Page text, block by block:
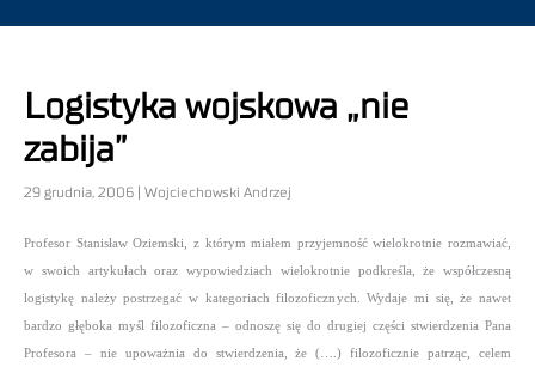
Logistyka wojskowa „nie
zabija”
29 grudnia, 2006 | Wojciechowski Andrzej
Profesor Stanisław Oziemski, z którym miałem przyjemność wielokrotnie rozmawiać,
w swoich artykułach oraz wypowiedziach wielokrotnie podkreśla, że współczesną
logistykę należy postrzegać w kategoriach filozoficznych. Wydaje mi się, że nawet
bardzo głęboka myśl filozoficzna – odnoszę się do drugiej części stwierdzenia Pana
Profesora – nie upoważnia do stwierdzenia, że (….) filozoficznie patrząc, celem